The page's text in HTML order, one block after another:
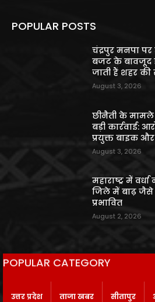
POPULAR POSTS
चंद्रपुर मनपा
बजट के बावजूद
जाती हैं शहर
August 3, 2026
छीनैती के
बड़ी कार्रवाई:
प्रयुक्त बाइक और
August 3, 2026
महाराष्ट्र में
जिले में बाढ़ जैसे
प्रभावित
August 2, 2026
POPULAR CATEGORY
उत्तर प्रदेश ताजा खबर सीतापुर